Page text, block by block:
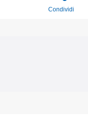
Condividi